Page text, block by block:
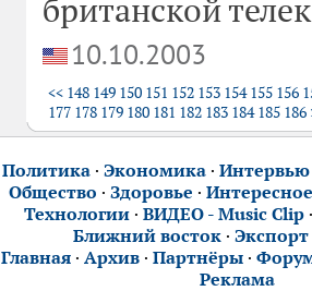
британской
10.10.2003
<< 148 149 150 151 152 153 154 155 156
177 178 179 180 181 182 183 184 185 186
Политика· Экономика· Интервью
Общество · Здоровье · Интересное
Технологии· ВИДЕО - Music Clip
Ближний восток ·
Главная· Архив· Партнёры·
Реклама